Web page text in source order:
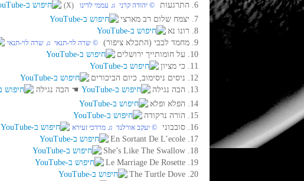
6. התרגעות
‏ © יהודה קרני‏ ♫ עממי לדינו (X)
7. יצמח שלום רב מארצי
8. רונו נא
9. מחמד לבבי (התכלא ציפור)
‏ © שרה לוי-תנאי‏ ♫ שרה לוי-תנאי
10. על חומותייך ירושלים
11. כי מציון
12. ניסים ניסימוב, כיום הביכורים
13. הבה נגילה
☚ הבה נגילה
14. הפלא ופלא
15. הורה נרקודה
16. סובבוני
‏ © יעקב אורלנד‏ ♫ מרדכי זעירא
17. En Sortant De L’ecole
18. She’s Like The Swallow
19. Le Marriage De Rosette
20. The Turtle Dove